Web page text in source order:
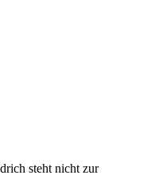
steht nicht zur